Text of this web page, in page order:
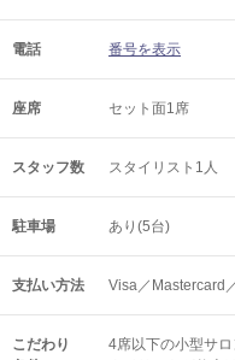
電話 番号を表示
座席 セット面1席
スタッフ数 スタイリスト1人
駐車場 あり(5台)
支払い方法 Visa／Mastercard
こだわり
4席以下の小型サ